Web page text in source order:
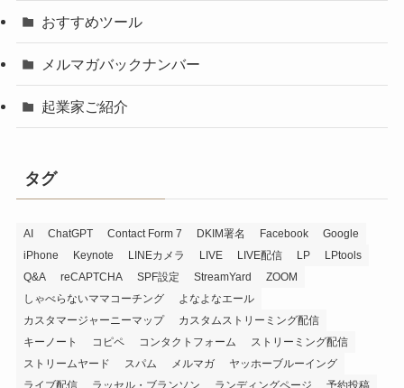
おすすめツール
メルマガバックナンバー
起業家ご紹介
タグ
AI ChatGPT Contact Form 7 DKIM署名 Facebook
Google
iPhone
Keynote LINEカメラ LIVE LIVE配信 LP
LPtools
Q&A
reCAPTCHA SPF設定 StreamYard
ZOOM
しゃべらないママコーチング
よなよなエール
カスタマージャーニーマップ
カスタムストリーミング配信
キーノート
コピペ コンタクトフォーム
ストリーミング配信
ストリームヤード
スパム メルマガ
ヤッホーブルーイング